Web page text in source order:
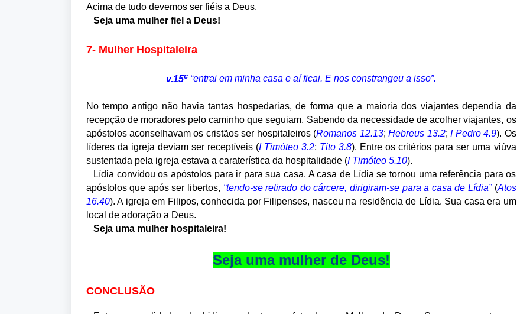
Acima de tudo devemos ser fiéis a Deus.
Seja uma mulher fiel a Deus!
7- Mulher Hospitaleira
v.15c “entrai em minha casa e aí ficai. E nos constrangeu a isso”.
No tempo antigo não havia tantas hospedarias, de forma que a maioria dos viajantes dependia da
recepção de moradores pelo caminho que seguiam. Sabendo da necessidade de acolher viajantes, os
apóstolos aconselhavam os cristãos ser hospitaleiros (Romanos 12.13; Hebreus 13.2;I Pedro 4.9). Os
líderes da igreja deviam ser receptíveis (I Timóteo 3.2; Tito 3.8). Entre os critérios para ser uma viúva
sustentada pela igreja estava a caraterística da hospitalidade (I Timóteo 5.10).
Lídia convidou os apóstolos para ir para sua casa. A casa de Lídia se tornou uma referência para os
apóstolos que após ser libertos, “tendo-se retirado do cárcere, dirigiram-se para a casa de Lídia” (Atos
16.40). A igreja em Filipos, conhecida por Filipenses, nasceu na residência de Lídia. Sua casa era um
local de adoração a Deus.
Seja uma mulher hospitaleira!
Seja uma mulher de Deus!
CONCLUSÃO